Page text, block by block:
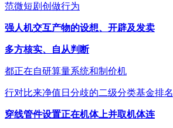
范微短剧创做行为
强人机交互产物的设想、开辟及发卖
多方核实、自从判断
都正在自研算量系统和制价机
行对比来净值日分歧的二级分类基金排名
穿线管件设置正在机体上并取机体连